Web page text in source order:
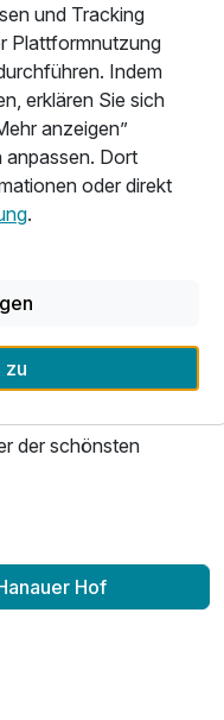
Möglichkeiten für
Sie die
Wanderwegen,
Trails
und Schönheit der
ermöglicht unser
die Umgebung:
in Rust, entdecken
– im Hanauer Hof in
Kombination aus
der schönsten
Hof
und Tracking
Plattformnutzung
Indem
erklären Sie sich
anzeigen”
anpassen. Dort
oder direkt
.
zu